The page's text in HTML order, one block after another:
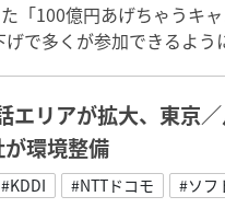
「100億円あげちゃうキ
で多くが参加できるよう
エリアが拡大、東京
環境整備
#KDDI #NTTドコモ #ソフ